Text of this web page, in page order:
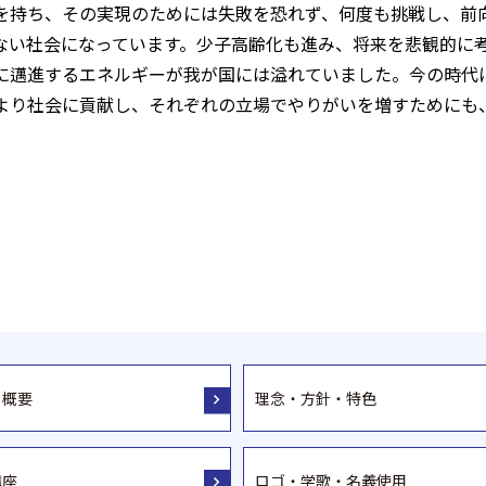
ち、その実現のためには失敗を恐れず、何度も挑戦し、
社会になっています。少子高齢化も進み、将来を悲観的
進するエネルギーが我が国には溢れていました。今の時
社会に貢献し、それぞれの立場でやりがいを増すために
要 理念・方針・特色
ロゴ・学歌・名義使用